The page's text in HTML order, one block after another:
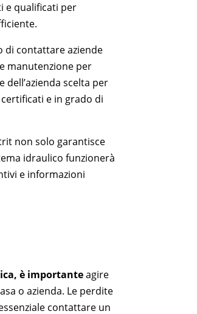
e qualificati per
di contattare aziende
manutenzione per
scelta per
e in grado di
non solo garantisce
idraulico funzionerà
e informazioni
è importanteagire
o azienda. Le perdite
contattare un